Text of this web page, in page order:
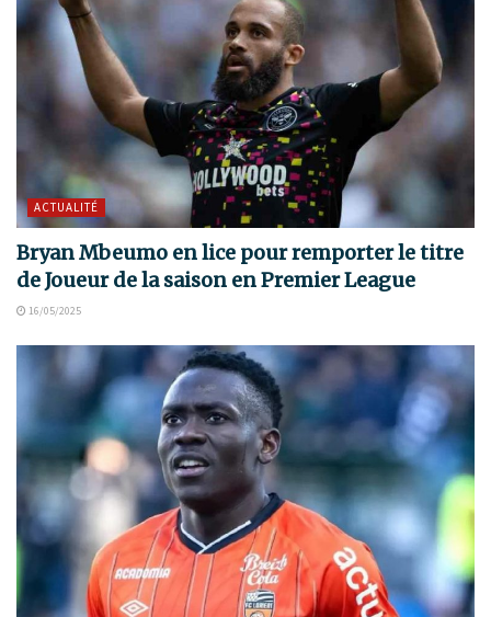
ACTUALITÉ
Bryan Mbeumo en lice pour remporter le titre
de Joueur de la saison en Premier League
16/05/2025